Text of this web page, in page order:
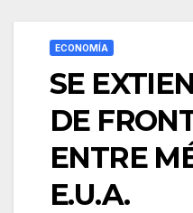
ECONOMÍA
SE
DE
ENTRE
E.U.A.